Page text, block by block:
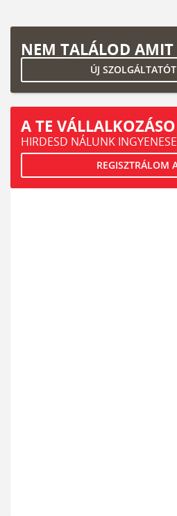
NEM TALÁLOD AMIT
ÚJ
A TE
HIRDESD NÁLUNK
REGISZTRÁLOM